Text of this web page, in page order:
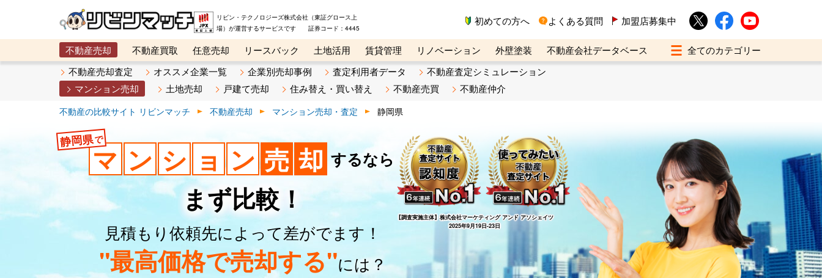
リビン・テクノロジーズ株式会社（東証グロース上
場）が運営するサービスです 証券コード：4445
初めての方へ よくある質問 加盟店募集中
不動産売却 不動産買取 任意売却 リースバック 土地活用 賃貸管理 リノベーション 外壁塗装
不動産会社データベース
メタ住宅展示場
ベスト不動産カンパニー オンライン講座 リビンマガジンBiz 不動産売却ご相談デスク
不動産売却査定 オススメ企業一覧 企業別売却事例 査定利用者データ
不動産査定シミュレーション
マンション売却
土地売却 戸建て売却 住み替え・買い替え 不動産売買 不動産仲介
不動産の比較サイト リビンマッチ 不動産売却 マンション売却・査定 静岡県
静岡県で
マ ン シ ョ ン 売 却 するなら
まず比較！
見積もり依頼先によって差がでます！
"最高価格で売却する"には？
【調査実施主体】株式会社マーケティング アンド アソシェイツ
2025年9月19日-23日